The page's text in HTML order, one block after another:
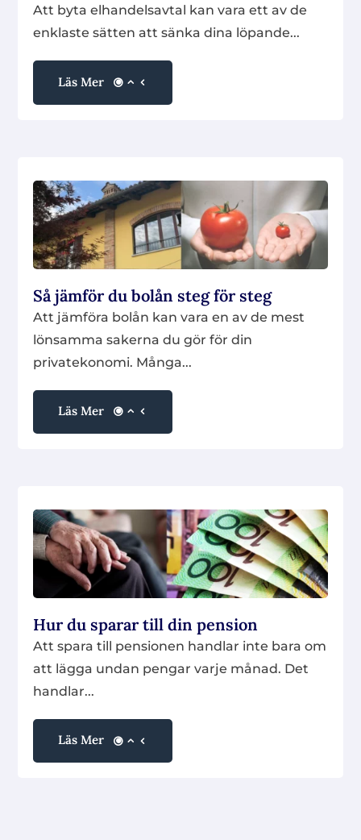
Att byta elhandelsavtal kan vara ett av de
enklaste sätten att sänka dina löpande...
Läs Mer
Så jämför du bolån steg för steg
Att jämföra bolån kan vara en av de mest
lönsamma sakerna du gör för din
privatekonomi. Många...
Läs Mer
Hur du sparar till din pension
Att spara till pensionen handlar inte bara om
att lägga undan pengar varje månad. Det
handlar...
Läs Mer